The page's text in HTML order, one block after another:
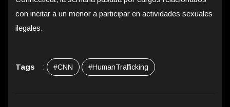
con incitar a un menor a participar en actividades sexuales
ilegales.
Tags : #CNN #HumanTrafficking